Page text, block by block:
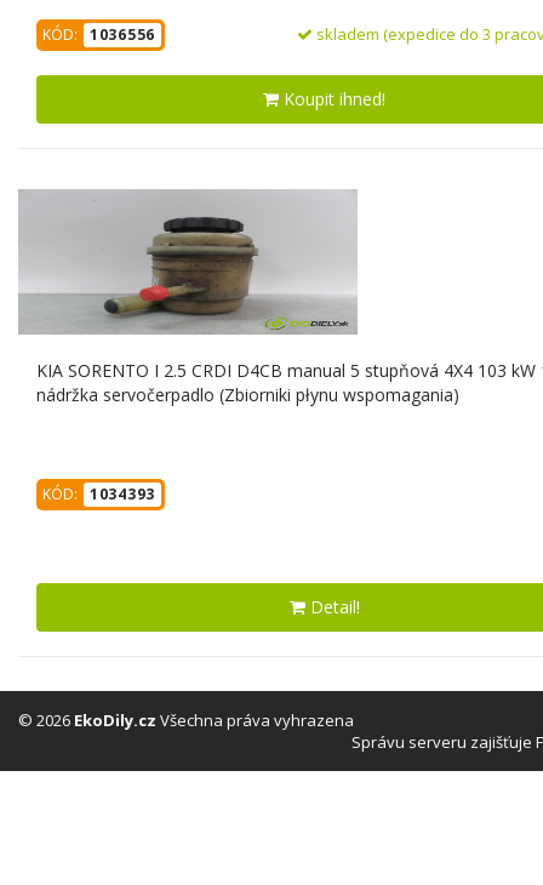
KÓD: 1036556 skladem (expedice do 3
Koupit ihned!
KIA SORENTO I 2.5 CRDI D4CB manual 5 stupňová 4X4 103 kW
nádržka servočerpadlo (Zbiorniki płynu wspomagania)
KÓD: 1034393
Detail!
© 2026 EkoDily.cz Všechna práva vyhrazena
Správu serveru zajišťuje